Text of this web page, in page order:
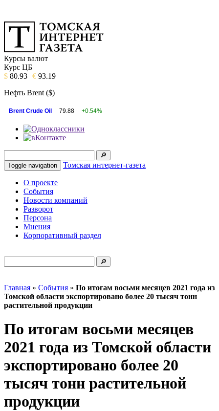
Курсы валют
Курс ЦБ
$ 80.93 € 93.19
Нефть Brent ($)
Brent Crude Oil 79.88 +0.54%
Toggle navigation Томская интернет-газета
О проекте
События
Новости компаний
Разворот
Персона
Мнения
Корпоративный раздел
Главная » События » По итогам восьми месяцев 2021 года из
Томской области экспортировано более 20 тысяч тонн
растительной продукции
По итогам восьми месяцев
2021 года из Томской области
экспортировано более 20
тысяч тонн растительной
продукции